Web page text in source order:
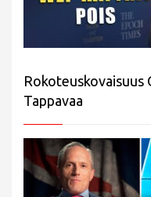
Rokoteuskovaisuus
Tappavaa